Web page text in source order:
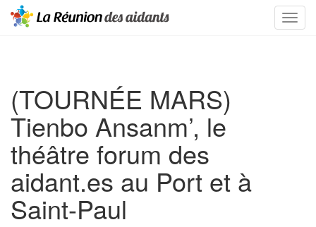
(TOURNÉE MARS)
Tienbo Ansanm’, le
théâtre forum des
aidant.es au Port et à
Saint-Paul